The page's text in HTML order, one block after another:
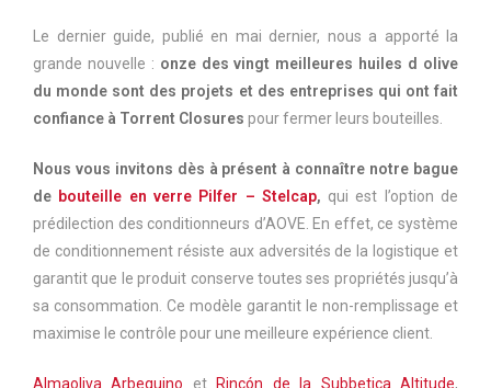
Le dernier guide, publié en mai dernier, nous a apporté la
grande nouvelle : onze des vingt meilleures huiles d olive
du monde sont des projets et des entreprises qui ont fait
confiance à Torrent Closures pour fermer leurs bouteilles.
Nous vous invitons dès à présent à connaître notre bague
de bouteille en verre Pilfer – Stelcap, qui est l’option de
prédilection des conditionneurs d’AOVE. En effet, ce système
de conditionnement résiste aux adversités de la logistique et
garantit que le produit conserve toutes ses propriétés jusqu’à
sa consommation. Ce modèle garantit le non-remplissage et
maximise le contrôle pour une meilleure expérience client.
Almaoliva Arbequino et Rincón de la Subbetica Altitude,